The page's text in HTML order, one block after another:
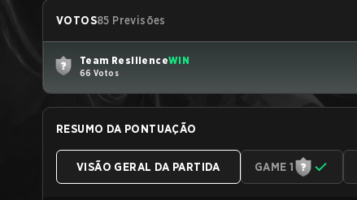
VOTOS85 Previsões
Team ResilienceWIN
66 Votos
RESUMO DA PONTUAÇÃO
VISÃO GERAL DA PARTIDA GAME 1